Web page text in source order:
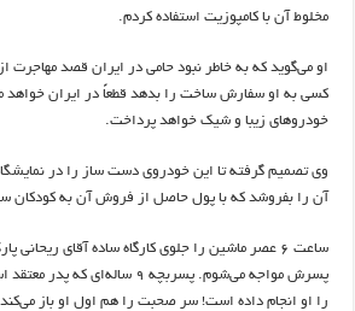
مخلوط آن با کامپوزیت استفاده کردم.
اومی‌گوید کهبه خاطر نبود حامی در ایران قصد مهاجرت
کسی به او سفارش ساخت را بدهد قطعاً در ایران خواهد
خودروهای زیبا و شیک خواهد پرداخت.
وی تصمیم گرفته تا این خودرویدست ساز را در
آن را بفروشد که با پول حاصل از فروش آن به کودکان
ساعت ۶ عصر ماشین را جلوی کارگاه ساده آقای ریحانی
پسرش مواجه می‌شوم. پسربچه ۹
را او انجام داده است! سر صحبت را هم اول او باز